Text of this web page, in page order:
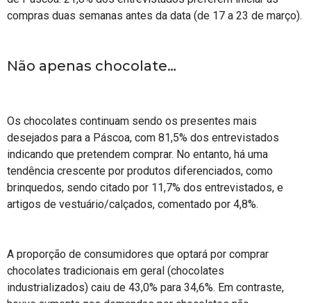
compras duas semanas antes da data (de 17 a 23 de março).
Não apenas chocolate…
Os chocolates continuam sendo os presentes mais
desejados para a Páscoa, com 81,5% dos entrevistados
indicando que pretendem comprar. No entanto, há uma
tendência crescente por produtos diferenciados, como
brinquedos, sendo citado por 11,7% dos entrevistados, e
artigos de vestuário/calçados, comentado por 4,8%.
A proporção de consumidores que optará por comprar
chocolates tradicionais em geral (chocolates
industrializados) caiu de 43,0% para 34,6%. Em contraste,